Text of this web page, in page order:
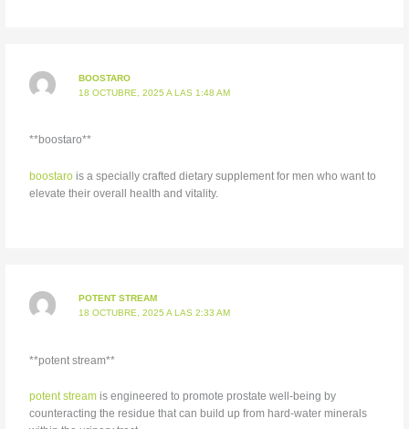
BOOSTARO
18 OCTUBRE, 2025 A LAS 1:48 AM
** boostaro**
boostarois a specially crafted dietary supplement for men who want to
elevate their overall health and vitality.
POTENT STREAM
18 OCTUBRE, 2025 A LAS 2:33 AM
**potent stream**
potent streamis engineered to promote prostate well-being by
counteracting the residue that can build up from hard-water minerals